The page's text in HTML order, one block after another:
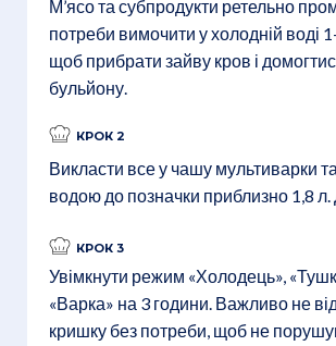
М’ясо та субпродукти ретельно
потреби вимочити у холодній воді
щоб прибрати зайву кров і
бульйону.
КРОК 2
Викласти все у чашу мультиварки
водою до позначки приблизно 1,8 л.
КРОК 3
Увімкнути режим «Холодець»,
«Варка» на 3 години. Важливо не
кришку без потреби, щоб не